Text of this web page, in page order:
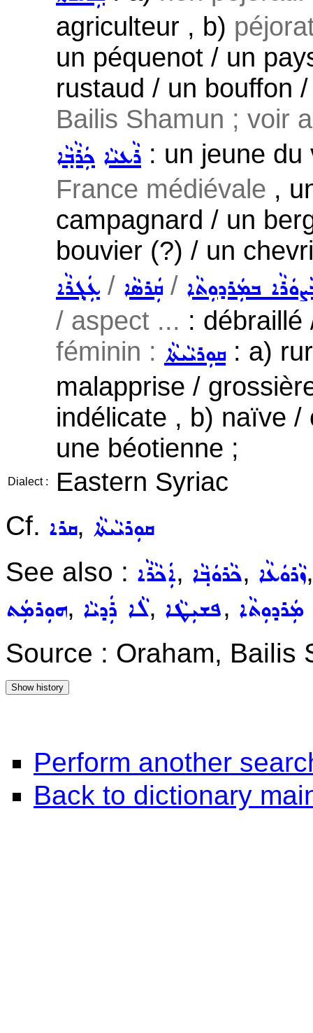
agriculteur , b)
un péquenot / un
rustaud / un bouffon
Bailis Shamun ; voir
ܟܲܪܵܒ݂ܵܐ ܪܵܥܝܵܐ : un jeune du
France médiévale ,
campagnard / un
bouvier (?) / un
ܥܲܓ݂ܪܵܐ / ܩܲܪܣܵܐ / ܒܡܲܪܕܘܼܬܵܐ
/ aspect ... :
féminin : ܩܘܼܪܝܵܝܬܵܐ : a)
malapprise /
indélicate , b) naïve
une béotienne ;
Dialect :
Eastern Syriac
Cf. ܩܪܐ, ܩܘܼܪܝܵܝܬܵܐ
See also : ܐܲܟܵܪܵܐ, ܟܵܪܘܿܒ݂ܵܐ, ܙܵܪܘܿܥܵܐ
ܗܘܼܪܡܲܬ, ܠܵܐ ܪܲܕܝܵܐ, ܦܫܝܼܛܵܐ,
Source : Oraham, Bailis
Perform another
Back to dictionary